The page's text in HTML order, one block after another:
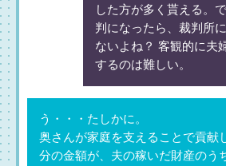
した方が多く貰える。
判になったら、裁判所
ないよね？ 客観的に夫
するのは難しい。
う・・・たしかに。
奥さんが家庭を支えることで貢献
分の金額が、夫の稼いだ財産のう